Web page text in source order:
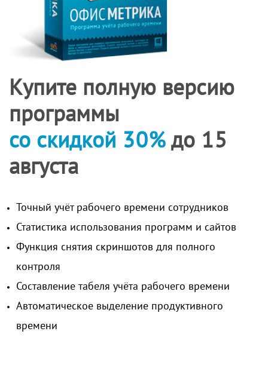
Купите полную версию
программы
со скидкой 30% до 15
августа
Точный учёт рабочего времени сотрудников
Статистика использования программ и сайтов
Функция снятия скриншотов для полного
контроля
Составление табеля учёта рабочего времени
Автоматическое выделение продуктивного
времени